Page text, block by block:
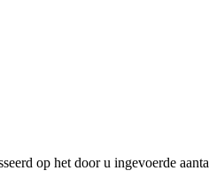
op het door u ingevoerde